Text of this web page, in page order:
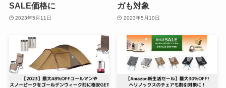
SALE価格に
2023年5月11日
ガも対象
2023年5月10日